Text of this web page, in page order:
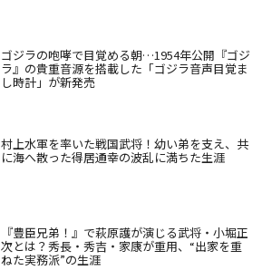
ゴジラの咆哮で目覚める朝…1954年公開『ゴジ
ラ』の貴重音源を搭載した「ゴジラ音声目覚ま
し時計」が新発売
村上水軍を率いた戦国武将！幼い弟を支え、共
に海へ散った得居通幸の波乱に満ちた生涯
『豊臣兄弟！』で萩原護が演じる武将・小堀正
次とは？秀長・秀吉・家康が重用、“出家を重
ねた実務派”の生涯